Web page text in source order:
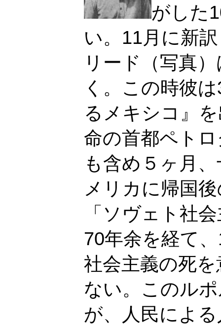
がした
い。11月に新
リード（写真
く。この時彼
るメキシコ』
命の首都ペト
も含め５ヶ月
メリカに帰国
「ソヴェト社
70年余を経て
社会主義の死
ない。このル
が、人民によ